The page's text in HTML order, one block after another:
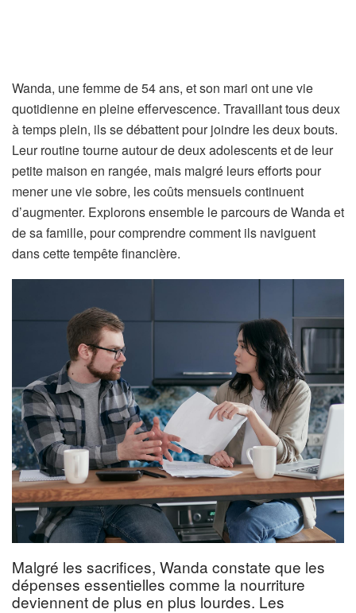
Wanda, une femme de 54 ans, et son mari ont une vie
quotidienne en pleine effervescence. Travaillant tous deux
à temps plein, ils se débattent pour joindre les deux bouts.
Leur routine tourne autour de deux adolescents et de leur
petite maison en rangée, mais malgré leurs efforts pour
mener une vie sobre, les coûts mensuels continuent
d’augmenter. Explorons ensemble le parcours de Wanda et
de sa famille, pour comprendre comment ils naviguent
dans cette tempête financière.
Malgré les sacrifices, Wanda constate que les
dépenses essentielles comme la nourriture
deviennent de plus en plus lourdes. Les